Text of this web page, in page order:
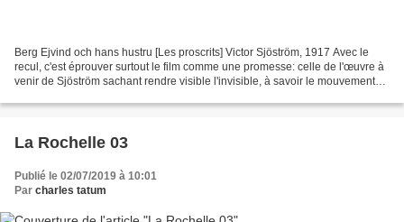
Berg Ejvind och hans hustru [Les proscrits] Victor Sjöström, 1917 Avec le
recul, c'est éprouver surtout le film comme une promesse: celle de l'œuvre à
venir de Sjöström sachant rendre visible l'invisible, à savoir le mouvement
La Rochelle 03
Publié le 02/07/2019 à 10:01
Par charles tatum